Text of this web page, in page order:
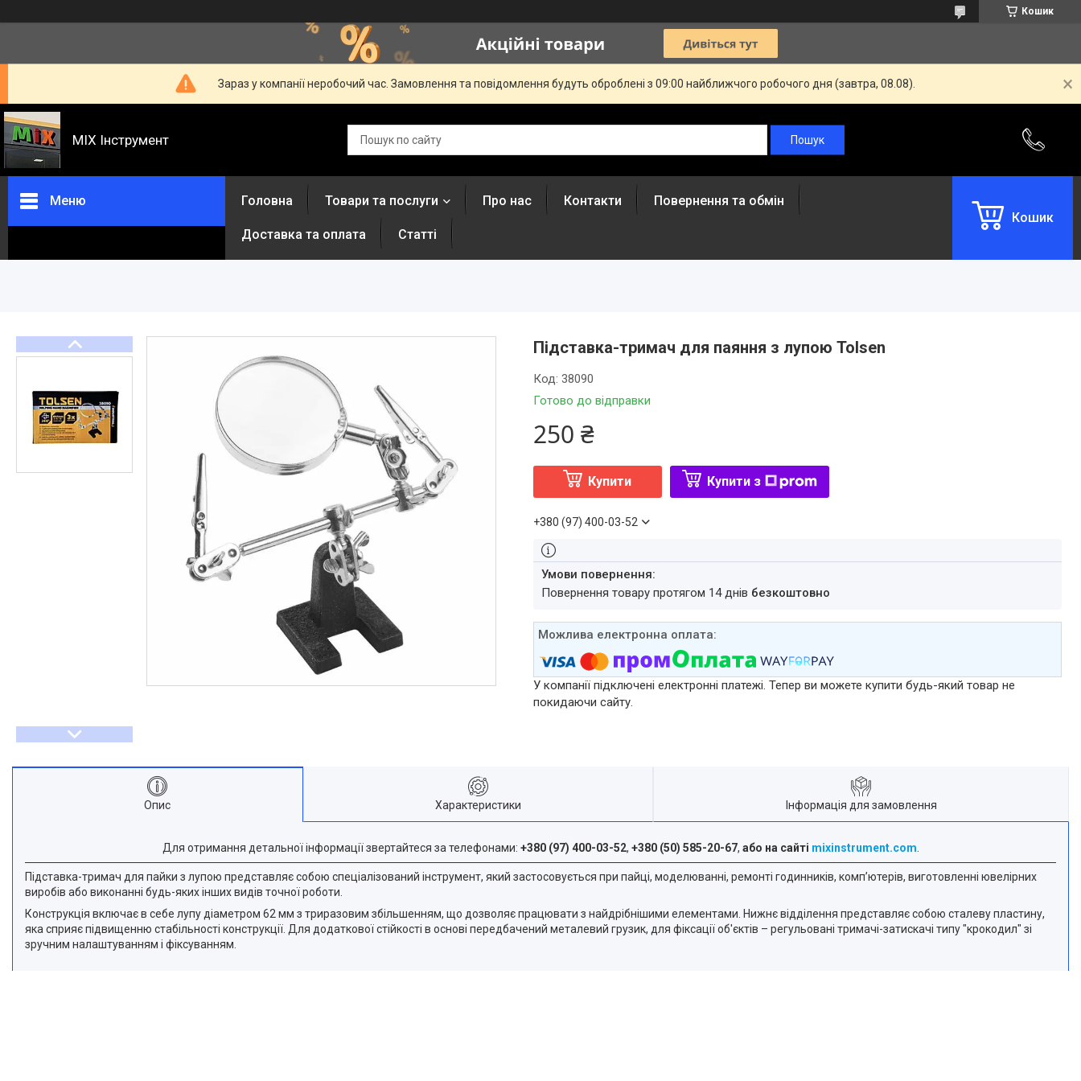
Кошик
Зараз у компанії неробочий час. Замовлення та повідомлення будуть оброблені з 09:00 найближчого робочого дня (завтра, 08.08).
MIX Інструмент
Меню Головна Товари та послуги Про нас Контакти Повернення та обмін
Доставка та оплата Статті
Кошик
Підставка-тримач для паяння з лупою Tolsen
Готово до відправки
Код: 38090
250 ₴
Купити Купити з
+380 (97) 400-03-52
повернення товару протягом 14 днів безкоштовно
У компанії підключені електронні платежі. Тепер ви можете купити будь-який товар не
покидаючи сайту.
Опис Характеристики Інформація для замовлення
Для отримання детальної інформації звертайтеся за телефонами: +380 (97) 400-03-52, +380 (50) 585-20-67, або на сайті mixinstrument.com
Підставка-тримач для пайки з лупою представляє собою спеціалізований інструмент, який застосовується при пайці, моделюванні, ремонті годинників, комп’ютерів, виготовленні ювелірних
виробів або виконанні будь-яких інших видів точної роботи.
Конструкція включає в себе лупу діаметром 62 мм з триразовим збільшенням, що дозволяє працювати з найдрібнішими елементами. Нижнє відділення представляє собою сталеву пластину,
яка сприяє підвищенню стабільності конструкції. Для додаткової стійкості в основі передбачений металевий грузик, для фіксації об'єктів – регульовані тримачі-затискачі типу "крокодил" зі
зручним налаштуванням і фіксуванням.